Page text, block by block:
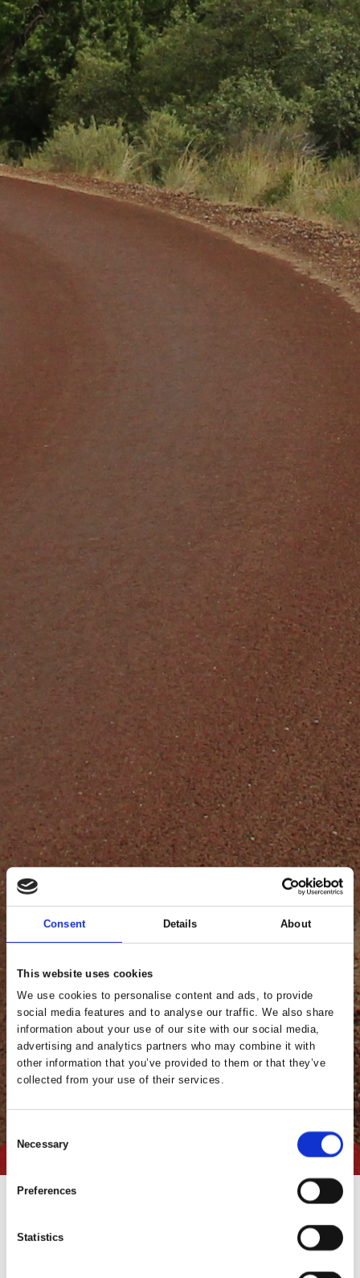
Consent Details About
This website uses cookies
We use cookies to personalise content and ads, to provide
social media features and to analyse our traffic. We also share
information about your use of our site with our social media,
advertising and analytics partners who may combine it with
other information that you’ve provided to them or that they’ve
collected from your use of their services.
Selection
Necessary
Preferences
Statistics